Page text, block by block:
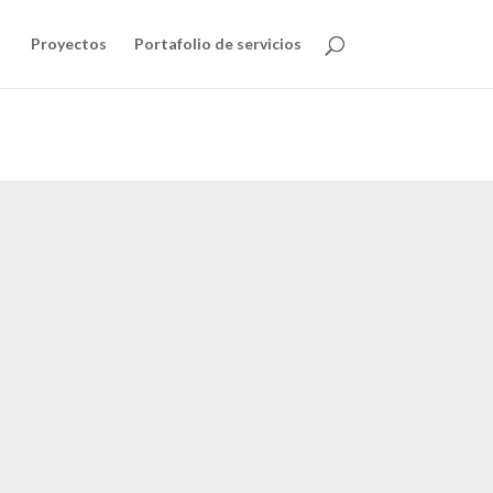
Proyectos Portafolio de servicios